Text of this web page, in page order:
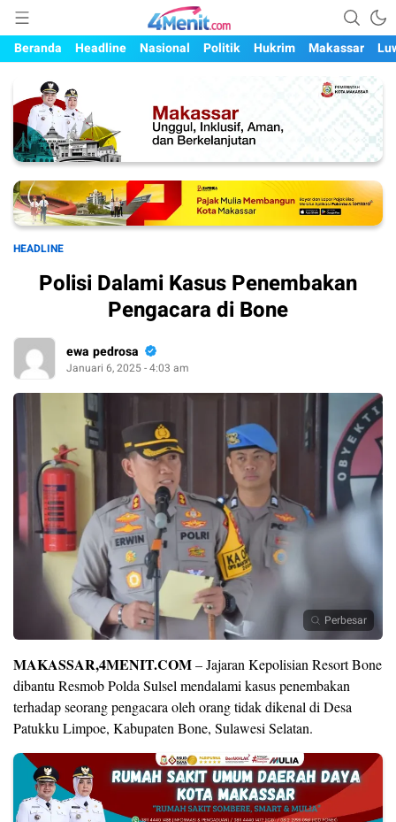
4menit.com
Mengungkap Kisah, Setiap Hari
Beranda
Headline Nasional Politik Hukrim Makassar
HEADLINE
Polisi Dalami Kasus Penembakan
Pengacara di Bone
ewa pedrosa
Januari 6, 2025 - 4:03 am
Perbesar
MAKASSAR,4MENIT.COM– Jajaran Kepolisian Resort Bone
dibantu Resmob Polda Sulsel mendalami kasus penembakan
terhadap seorang pengacara oleh orang tidak dikenal di Desa
Patukku Limpoe, Kabupaten Bone, Sulawesi Selatan.